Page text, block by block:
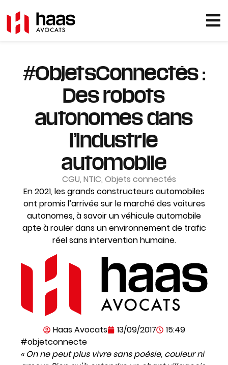
#ObjetsConnectés :
Des robots
autonomes dans
l’industrie
automobile
CGU, NTIC, Objets connectés
En 2021, les grands constructeurs automobiles
ont promis l’arrivée sur le marché des voitures
autonomes, à savoir un véhicule automobile
apte à rouler dans un environnement de trafic
réel sans intervention humaine.
Haas Avocats 13/09/2017
15:49
#objetconnecte
« On ne peut plus vivre sans poésie, couleur ni